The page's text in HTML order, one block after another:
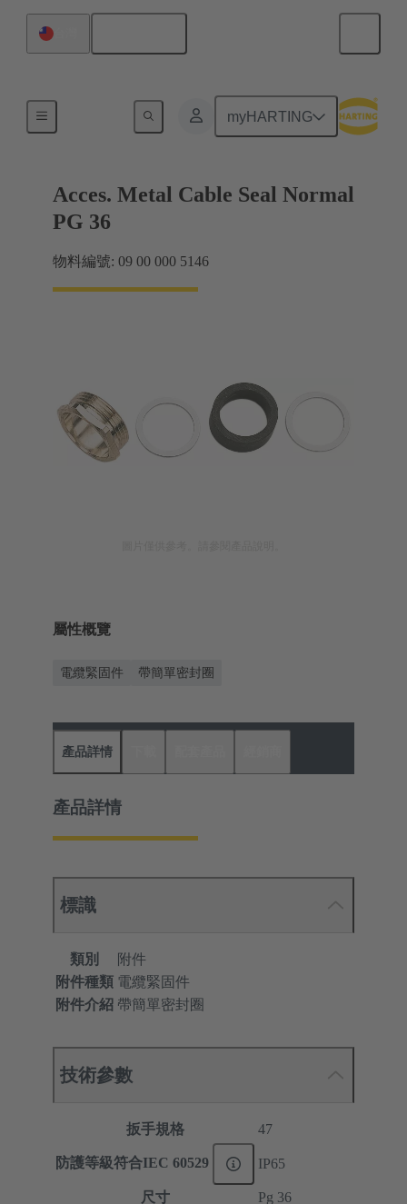
myHARTING
Acces. Metal Cable Seal Normal
PG 36
物料編號: 09 00 000 5146
屬性概覽
電纜緊固件 帶簡單密封圈
產品詳情
產品詳情
標識
類別
附件
附件種類 電纜緊固件
附件介紹 帶簡單密封圈
技術參數
扳手規格 47
防護等級符合IEC 60529 IP65
尺寸 Pg 36